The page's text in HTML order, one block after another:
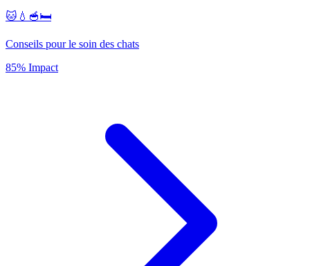
🐱💧🥣🛏️
Conseils pour le soin des chats
85% Impact